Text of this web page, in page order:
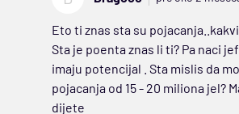
Eto ti znas sta su
Sta je poenta znas li ti? Pa naci
imaju potencijal . Sta mislis da
pojacanja od 15 - 20 miliona jel?
dijete